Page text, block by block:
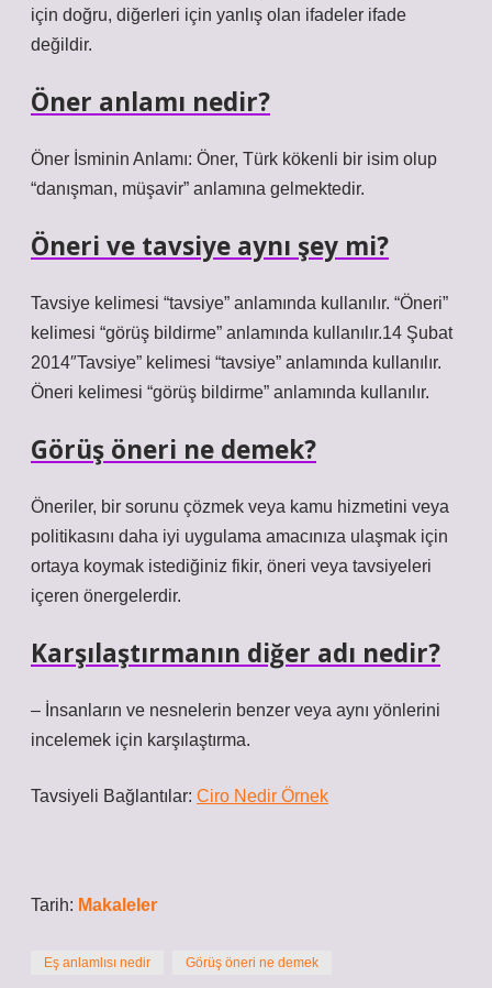
için doğru, diğerleri için yanlış olan ifadeler ifade
değildir.
Öner anlamı nedir?
Öner İsminin Anlamı: Öner, Türk kökenli bir isim olup
“danışman, müşavir” anlamına gelmektedir.
Öneri ve tavsiye aynı şey mi?
Tavsiye kelimesi “tavsiye” anlamında kullanılır. “Öneri”
kelimesi “görüş bildirme” anlamında kullanılır.14 Şubat
2014″Tavsiye” kelimesi “tavsiye” anlamında kullanılır.
Öneri kelimesi “görüş bildirme” anlamında kullanılır.
Görüş öneri ne demek?
Öneriler, bir sorunu çözmek veya kamu hizmetini veya
politikasını daha iyi uygulama amacınıza ulaşmak için
ortaya koymak istediğiniz fikir, öneri veya tavsiyeleri
içeren önergelerdir.
Karşılaştırmanın diğer adı nedir?
– İnsanların ve nesnelerin benzer veya aynı yönlerini
incelemek için karşılaştırma.
Tavsiyeli Bağlantılar: Ciro Nedir Örnek
Tarih: Makaleler
Eş anlamlısı nedir Görüş öneri ne demek